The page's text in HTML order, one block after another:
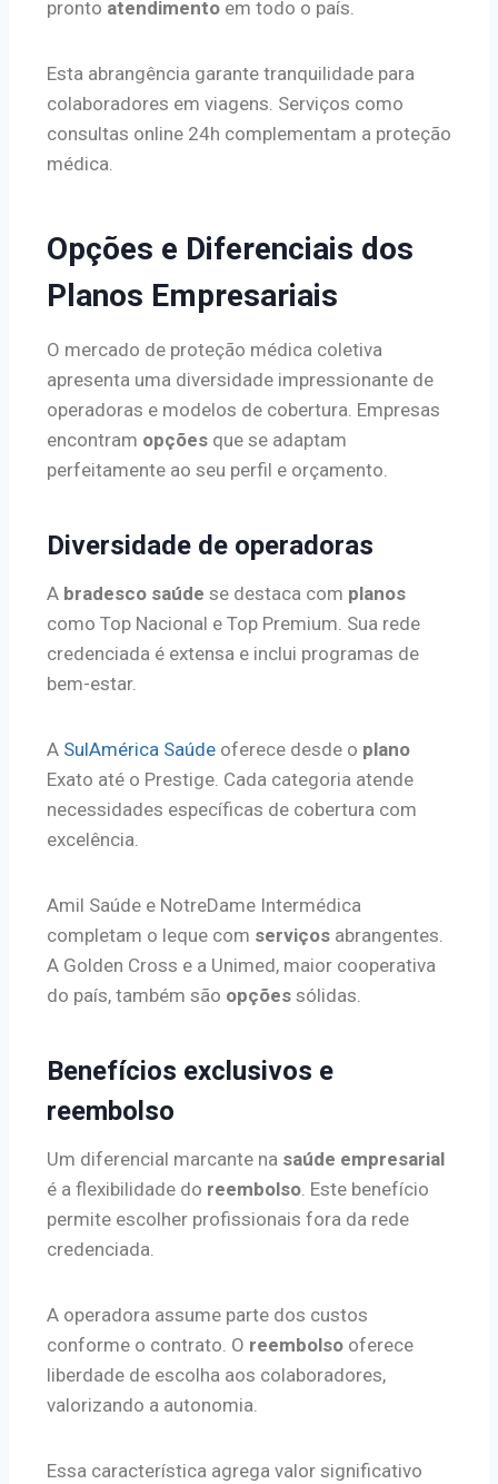
pronto atendimento em todo o país.
Esta abrangência garante tranquilidade para
colaboradores em viagens. Serviços como
consultas online 24h complementam a proteção
médica.
Opções e Diferenciais dos
Planos Empresariais
O mercado de proteção médica coletiva
apresenta uma diversidade impressionante de
operadoras e modelos de cobertura. Empresas
encontram opções que se adaptam
perfeitamente ao seu perfil e orçamento.
Diversidade de operadoras
A bradesco saúde se destaca com planos
como Top Nacional e Top Premium. Sua rede
credenciada é extensa e inclui programas de
bem-estar.
A SulAmérica Saúde oferece desde o plano
Exato até o Prestige. Cada categoria atende
necessidades específicas de cobertura com
excelência.
Amil Saúde e NotreDame Intermédica
completam o leque com serviços abrangentes.
A Golden Cross e a Unimed, maior cooperativa
do país, também são opções sólidas.
Benefícios exclusivos e
reembolso
Um diferencial marcante na saúde empresarial
é a flexibilidade do reembolso. Este benefício
permite escolher profissionais fora da rede
credenciada.
A operadora assume parte dos custos
conforme o contrato. O reembolso oferece
liberdade de escolha aos colaboradores,
valorizando a autonomia.
Essa característica agrega valor significativo